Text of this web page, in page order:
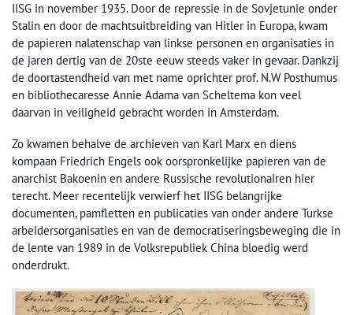
IISG in november 1935. Door de repressie in de Sovjetunie onder
Stalin en door de machtsuitbreiding van Hitler in Europa, kwam
de papieren nalatenschap van linkse personen en organisaties in
de jaren dertig van de 20ste eeuw steeds vaker in gevaar. Dankzij
de doortastendheid van met name oprichter prof. N.W Posthumus
en bibliothecaresse Annie Adama van Scheltema kon veel
daarvan in veiligheid gebracht worden in Amsterdam.
Zo kwamen behalve de archieven van Karl Marx en diens
kompaan Friedrich Engels ook oorspronkelijke papieren van de
anarchist Bakoenin en andere Russische revolutionairen hier
terecht. Meer recentelijk verwierf het IISG belangrijke
documenten, pamfletten en publicaties van onder andere Turkse
arbeidersorganisaties en van de democratiseringsbeweging die in
de lente van 1989 in de Volksrepubliek China bloedig werd
onderdrukt.